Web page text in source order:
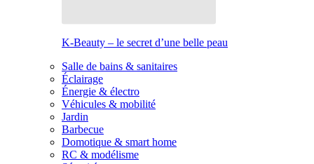
K-Beauty – le secret d’une belle peau
Salle de bains & sanitaires
Éclairage
Énergie & électro
Véhicules & mobilité
Jardin
Barbecue
Domotique & smart home
RC & modélisme